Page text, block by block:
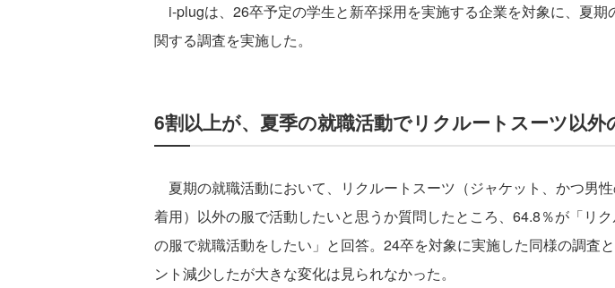
i-plugは、26卒予定の学生と新卒採用を実施する企業を対象に、夏期
関する調査を実施した。
6割以上が、夏季の就職活動でリクルートスーツ以外
夏期の就職活動において、リクルートスーツ（ジャケット、かつ男
着用）以外の服で活動したいと思うか質問したところ、64.8％が「リ
の服で就職活動をしたい」と回答。24卒を対象に実施した同様の調査
ント減少したが大きな変化は見られなかった。